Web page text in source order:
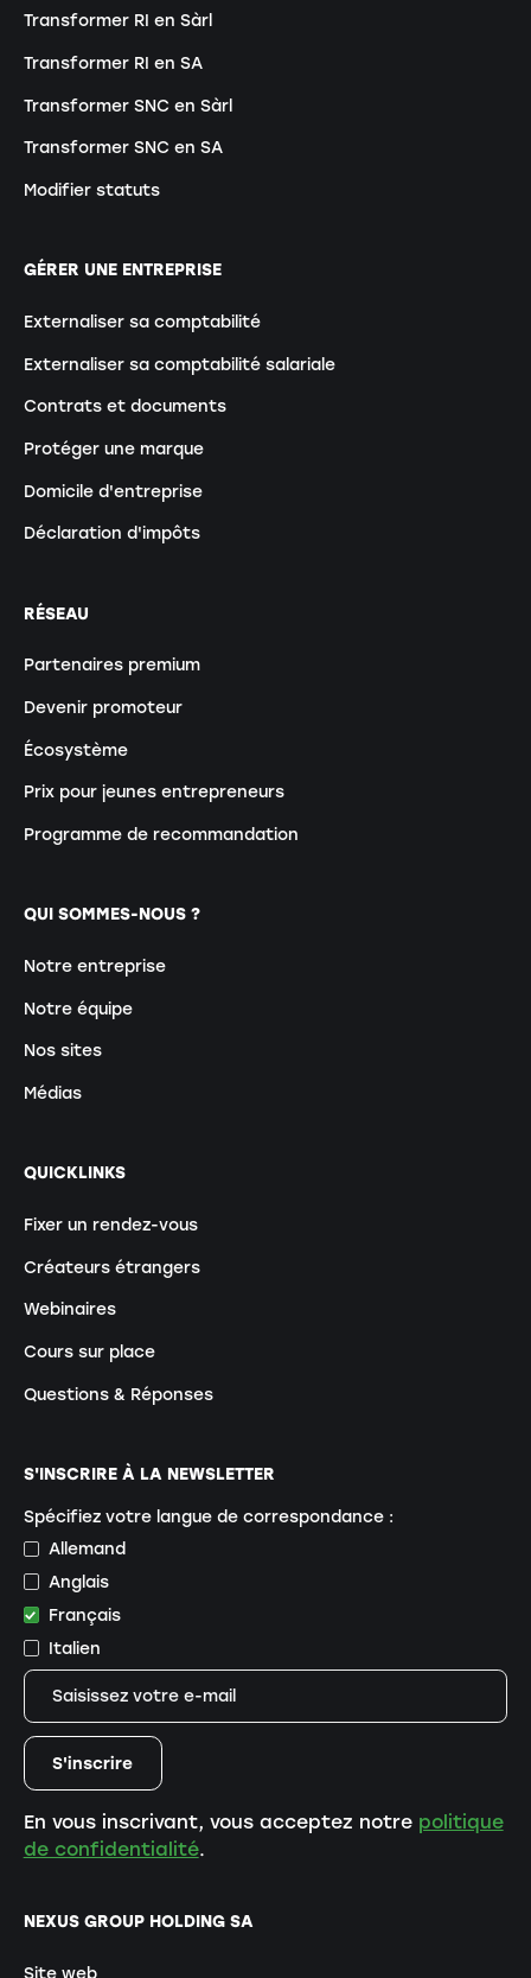
Transformer RI en Sàrl
Transformer RI en SA
Transformer SNC en Sàrl
Transformer SNC en SA
Modifier statuts
GÉRER UNE ENTREPRISE
Externaliser sa comptabilité
Externaliser sa comptabilité salariale
Contrats et documents
Protéger une marque
Domicile d'entreprise
Déclaration d'impôts
RÉSEAU
Partenaires premium
Devenir promoteur
Écosystème
Prix pour jeunes entrepreneurs
Programme de recommandation
QUI SOMMES-NOUS ?
Notre entreprise
Notre équipe
Nos sites
Médias
QUICKLINKS
Fixer un rendez-vous
Créateurs étrangers
Webinaires
Cours sur place
Questions & Réponses
NEXUS GROUP HOLDING SA
Site web
S'INSCRIRE À LA NEWSLETTER
Spécifiez votre langue de correspondance :
Allemand
Anglais
Français
Italien
En vous inscrivant, vous acceptez notre politique
de confidentialité.